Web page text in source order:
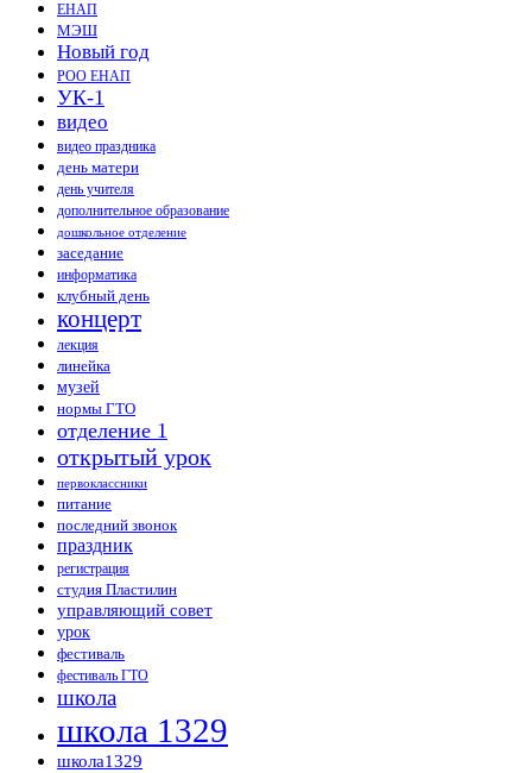
ЕНАП
МЭШ
Новый год
РОО ЕНАП
УК-1
видео
видео праздника
день матери
день учителя
дополнительное образование
дошкольное отделение
заседание
информатика
клубный день
концерт
лекция
линейка
музей
нормы ГТО
отделение 1
открытый урок
первоклассники
питание
последний звонок
праздник
регистрация
студия Пластилин
управляющий совет
урок
фестиваль
фестиваль ГТО
школа
школа 1329
школа1329